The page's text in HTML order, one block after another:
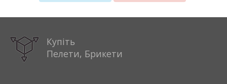
Купіть
Пелети, Брикети